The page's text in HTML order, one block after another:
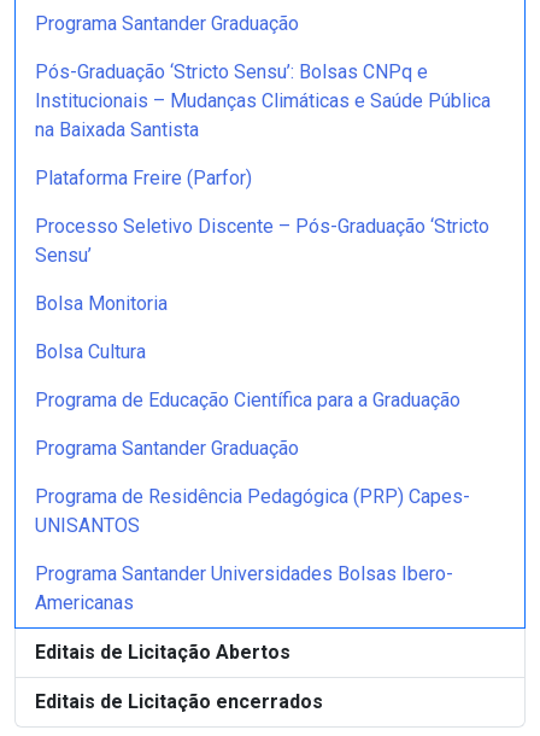
Programa Santander Graduação
Pós-Graduação ‘Stricto Sensu’: Bolsas CNPq e
Institucionais – Mudanças Climáticas e Saúde Pública
na Baixada Santista
Plataforma Freire (Parfor)
Processo Seletivo Discente – Pós-Graduação ‘Stricto
Sensu’
Bolsa Monitoria
Bolsa Cultura
Programa de Educação Científica para a Graduação
Programa Santander Graduação
Programa de Residência Pedagógica (PRP) Capes-
UNISANTOS
Programa Santander Universidades Bolsas Ibero-
Americanas
Editais de Licitação Abertos
Editais de Licitação encerrados